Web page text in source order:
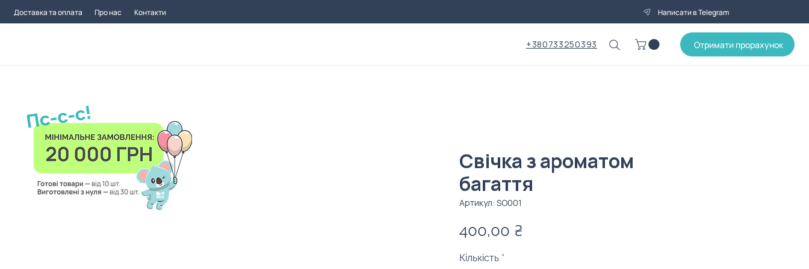
Доставка та оплата Про нас Контакти Написати в Telegram
+380733250393 Отримати прорахунок
Свічка з ароматом
багаття
Артикул: SO001
400,00 ₴
Кількість *